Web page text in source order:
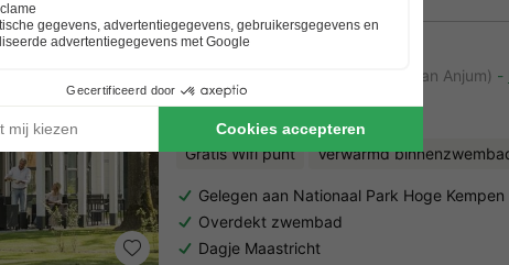
Landal Mooi Zutendaal
(19,4 km van Anjum)
8.1 Zeer goed
Gratis Wifi punt Verwarmd
Gelegen aan Nationaal Park Hoge Kempen
Overdekt zwembad
Dagje Maastricht